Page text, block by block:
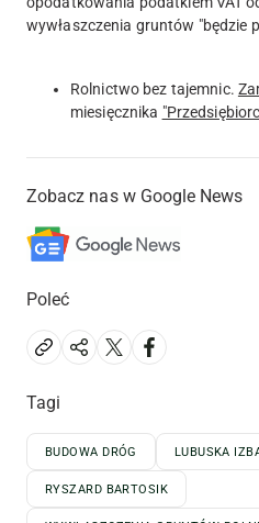
wywłaszczenia gruntów "będzie
Rolnictwo bez tajemnic.
miesięcznika
Zobacz nas w Google News
Poleć
Tagi
BUDOWA DRÓG LUBUSKA
RYSZARD BARTOSIK